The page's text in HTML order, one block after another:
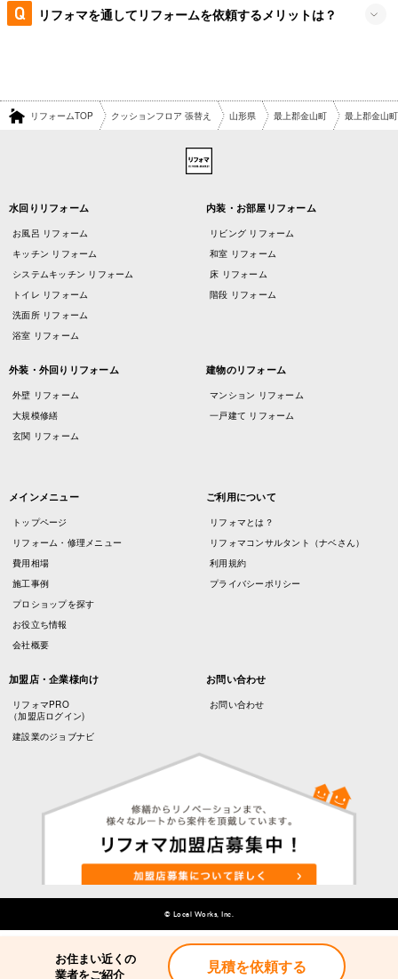
リフォマを通してリフォームを依頼するメリットは？
リフォームTOP クッションフロア 張替え 山形県 最上郡金山町 最上郡金山
水回りリフォーム
お風呂 リフォーム
キッチン リフォーム
システムキッチン リフォーム
トイレ リフォーム
洗面所 リフォーム
浴室 リフォーム
内装・お部屋リフォーム
リビング リフォーム
和室 リフォーム
床 リフォーム
階段 リフォーム
外装・外回りリフォーム
外壁 リフォーム
大規模修繕
玄関 リフォーム
建物のリフォーム
マンション リフォーム
一戸建て リフォーム
メインメニュー
トップページ
リフォーム・修理メニュー
費用相場
施工事例
プロショップを探す
お役立ち情報
会社概要
ご利用について
リフォマとは？
リフォマコンサルタント（ナベさん）
利用規約
プライバシーポリシー
加盟店・企業様向け
リフォマPRO
（加盟店ログイン)
建設業のジョブナビ
お問い合わせ
お問い合わせ
© Local Works, Inc.
お住まい近くの
業者をご紹介
見積を依頼する